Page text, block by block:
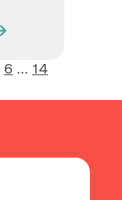
6 … 14